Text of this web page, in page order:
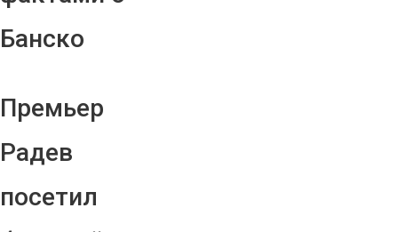
Банско
Премьер
Радев
посетил